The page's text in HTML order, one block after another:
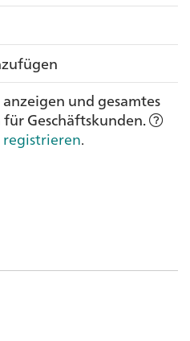
und gesamtes
Geschäftskunden.
.